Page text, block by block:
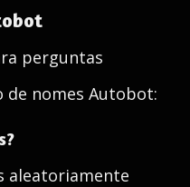
perguntas
de nomes Autobot:
aleatoriamente